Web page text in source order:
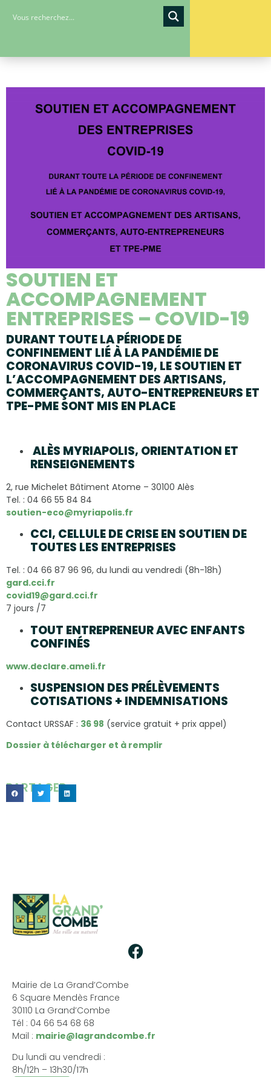
SOUTIEN ET
ACCOMPAGNEMENT
ENTREPRISES – COVID-19
DURANT TOUTE LA PÉRIODE DE
CONFINEMENT LIÉ À LA PANDÉMIE DE
CORONAVIRUS COVID-19, LE SOUTIEN ET
L’ACCOMPAGNEMENT DES ARTISANS,
COMMERÇANTS, AUTO-ENTREPRENEURS ET
TPE-PME SONT MIS EN PLACE
ALÈS MYRIAPOLIS, ORIENTATION ET
RENSEIGNEMENTS
2, rue Michelet Bâtiment Atome – 30100 Alès
Tel. : 04 66 55 84 84
soutien-eco@myriapolis.fr
CCI, CELLULE DE CRISE EN SOUTIEN DE
TOUTES LES ENTREPRISES
Tel. : 04 66 87 96 96, du lundi au vendredi (8h-18h)
gard.cci.fr
covid19@gard.cci.fr
7 jours /7
TOUT ENTREPRENEUR AVEC ENFANTS
CONFINÉS
www.declare.ameli.fr
SUSPENSION DES PRÉLÈVEMENTS
COTISATIONS + INDEMNISATIONS
Contact URSSAF : 36 98 (service gratuit + prix appel)
Dossier à télécharger et à remplir
PARTAGER...
Mairie de La Grand’Combe
6 Square Mendès France
30110 La Grand’Combe
Tél : 04 66 54 68 68
Mail : mairie@lagrandcombe.fr
Du lundi au vendredi :
8h/12h – 13h30/17h